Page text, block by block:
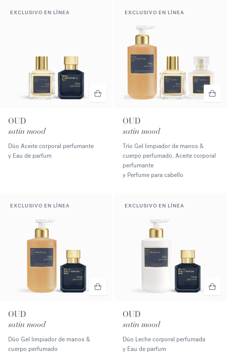
EXCLUSIVO EN LÍNEA
OUD
satin mood
Dúo Aceite corporal perfumante
y Eau de parfum
EXCLUSIVO EN LÍNEA
OUD
satin mood
Trío Gel limpiador de manos &
cuerpo perfumado, Aceite corporal
perfumante
y Perfume para cabello
EXCLUSIVO EN LÍNEA
OUD
satin mood
Dúo Gel limpiador de manos &
cuerpo perfumado
EXCLUSIVO EN LÍNEA
OUD
satin mood
Dúo Leche corporal perfumada
y Eau de parfum